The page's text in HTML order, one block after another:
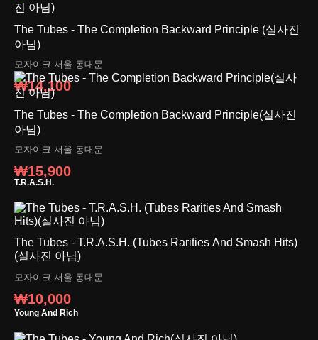
The Tubes - The Completion Backward Principle (실사진
아님)
모자이크 서울 동대문
₩14,100
The Tubes - The Completion Backward Principle(실사진
아님)
모자이크 서울 동대문
₩15,900
T.R.A.S.H.
The Tubes - T.R.A.S.H. (Tubes Rarities And Smash Hits)
(실사진 아님)
모자이크 서울 동대문
₩10,000
Young And Rich